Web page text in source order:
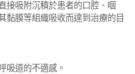
接吸附沉積於患者的口腔、咽
黏膜等組織吸收而達到治療的目
吸道的不適感。